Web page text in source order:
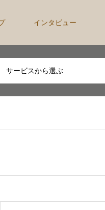
インタビュー
サービスから選ぶ